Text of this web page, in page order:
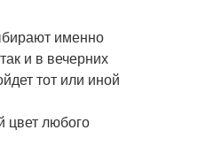
именно
и в вечерних
тот или иной
любого